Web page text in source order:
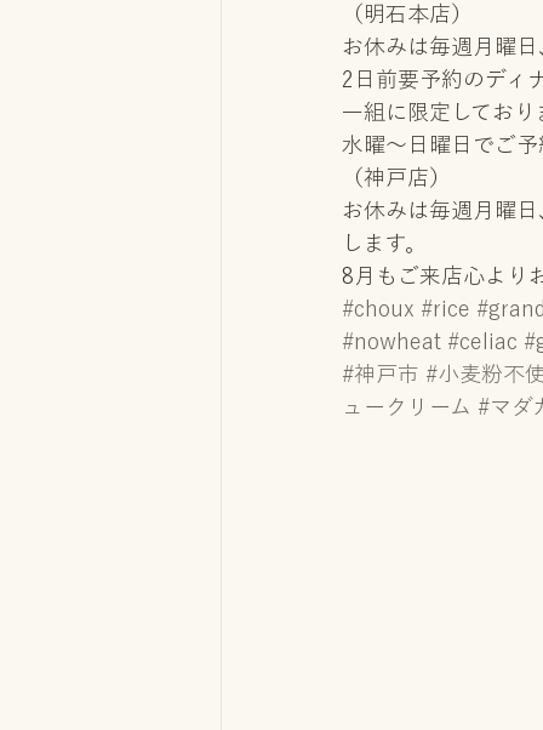
（明石本店）
お休みは毎週月曜
2日前要予約のディ
一組に限定してお
水曜〜日曜日でご
（神戸店）
お休みは毎週月曜
します。
8月もご来店心より
#choux #rice
#nowheat #celiac
#神戸市 #小麦粉不
ュークリーム #マダ